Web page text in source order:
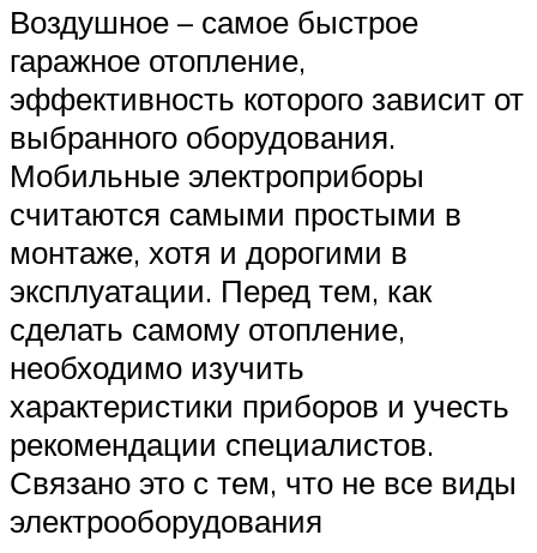
Воздушное – самое быстрое
гаражное отопление,
эффективность которого зависит от
выбранного оборудования.
Мобильные электроприборы
считаются самыми простыми в
монтаже, хотя и дорогими в
эксплуатации. Перед тем, как
сделать самому отопление,
необходимо изучить
характеристики приборов и учесть
рекомендации специалистов.
Связано это с тем, что не все виды
электрооборудования